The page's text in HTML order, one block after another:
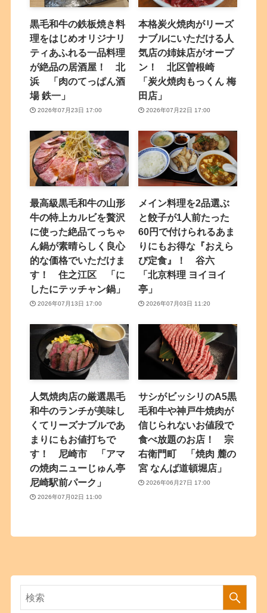
黒毛和牛の鉄板焼き料
理をはじめオリジナリ
ティあふれる一品料理
が絶品の居酒屋！ 北
浜 「肉のてっぱん酒
場 鉄一」
2026年07月23日 17:00
本格炭火焼肉がリーズ
ナブルにいただける人
気店の姉妹店がオープ
ン！ 北区曽根崎
「炭火焼肉もっくん 梅
田店」
2026年07月22日 17:00
最高級黒毛和牛の山形
牛の特上カルビを贅沢
に使った絶品てっちゃ
ん鍋が素晴らしく良心
的な価格でいただけま
す！ 住之江区 「に
したにテッチャン鍋」
2026年07月13日 17:00
メイン料理を2品選ぶ
と餃子が1人前たった
60円で付けられるあま
りにもお得な『おえら
び定食』！ 谷六
「北京料理 ヨイヨイ
亭」
2026年07月03日 11:20
人気焼肉店の厳選黒毛
和牛のランチが美味し
くてリーズナブルであ
まりにもお値打ちで
す！ 尼崎市 「アマ
の焼肉ニューじゅん亭
尼崎駅前パーク」
2026年07月02日 11:00
サシがビッシリのA5黒
毛和牛や神戸牛焼肉が
信じられないお値段で
食べ放題のお店！ 宗
右衛門町 「焼肉 麓の
宮 なんば道頓堀店」
2026年06月27日 17:00